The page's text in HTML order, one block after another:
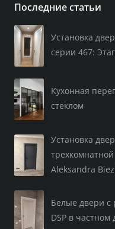
Последние статьи
Установка
серии 467:
Кухонная
стеклом
Установка
Aleksandra
Белые двери с
DSP в частном